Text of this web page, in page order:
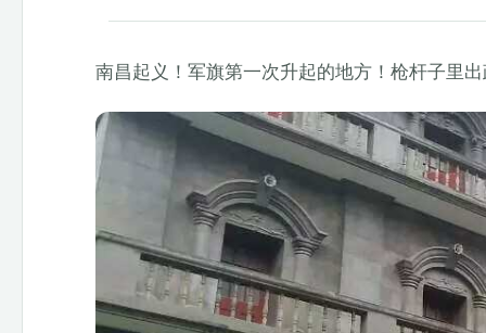
南昌起义！军旗第一次升起的地方！枪杆子里